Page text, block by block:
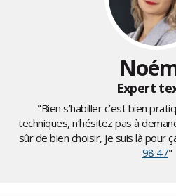
Expert
"Bien s’habiller c’est bien
techniques, n’hésitez pas à
sûr de bien choisir, je suis là pour
98 47"